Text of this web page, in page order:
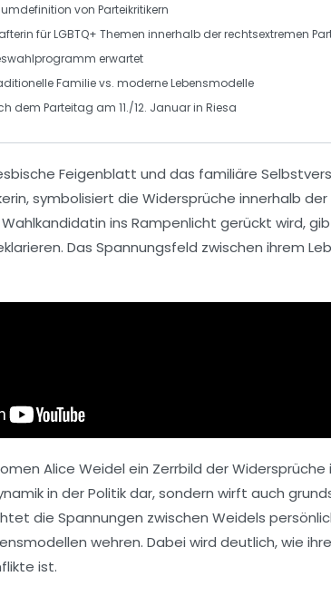
von Parteikritikern
für LGBTQ+ Themen innerhalb derrechtsextremen
erwartet
Familievs. moderne Lebensmodelle
dem Parteitag am 11./12. Januar in Riesa
Feigenblatt und das familiäre
symbolisiert die Widersprüche innerhalb
Wahlkandidatin ins Rampenlicht gerückt wird,
Das Spannungsfeld zwischen ihrem
Alice Weidel ein Zerrbild der
in der Politik dar, sondern wirft auch
die Spannungen zwischen Weidels
wehren. Dabei wird deutlich, wie
ist.